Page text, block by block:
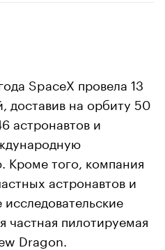
SpaceX провела 13
доставив на орбиту 50
астронавтов и
Кроме того, компания
астронавтов и
частная пилотируемая
Dragon.